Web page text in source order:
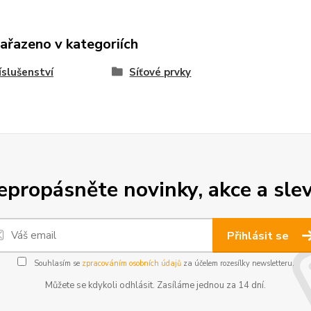
v kategoriích
Síťové prvky
novinky, akce a
Přihlásit se
Souhlasím se zpracováním osobních údajůza účelem rozesílky newsletteru.
Můžete se kdykoli odhlásit. Zasíláme jednou za 14 dní.